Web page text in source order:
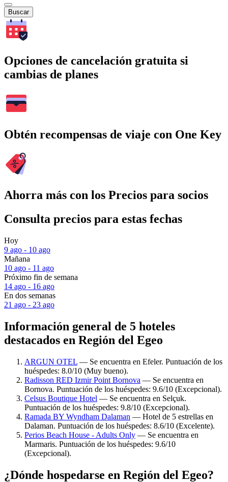
Buscar
Opciones de cancelación gratuita si
cambias de planes
Obtén recompensas de viaje con One Key
Ahorra más con los Precios para socios
Consulta precios para estas fechas
Hoy
9 ago - 10 ago
Mañana
10 ago - 11 ago
Próximo fin de semana
14 ago - 16 ago
En dos semanas
21 ago - 23 ago
Información general de 5 hoteles
destacados en Región del Egeo
ARGUN OTEL — Se encuentra en Efeler. Puntuación de los
huéspedes: 8.0/10 (Muy bueno).
Radisson RED Izmir Point Bornova — Se encuentra en
Bornova. Puntuación de los huéspedes: 9.6/10 (Excepcional).
Celsus Boutique Hotel — Se encuentra en Selçuk.
Puntuación de los huéspedes: 9.8/10 (Excepcional).
Ramada BY Wyndham Dalaman — Hotel de 5 estrellas en
Dalaman. Puntuación de los huéspedes: 8.6/10 (Excelente).
Perios Beach House - Adults Only — Se encuentra en
Marmaris. Puntuación de los huéspedes: 9.6/10
(Excepcional).
¿Dónde hospedarse en Región del Egeo?